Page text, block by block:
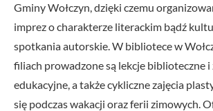
Gminy Wołczyn, dzięki czemu
imprez o charakterze literackim bądź
spotkania autorskie. W bibliotece w
filiach prowadzone są lekcje biblioteczne i
edukacyjne, a także cykliczne zajęcia
się podczas wakacji oraz ferii zimowych.